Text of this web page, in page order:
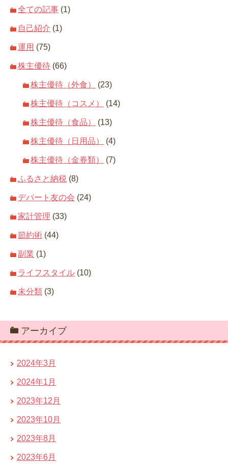
全ての記事 (1)
自己紹介 (1)
運用 (75)
株主優待 (66)
株主優待（外食） (23)
株主優待（コスメ） (14)
株主優待（食品） (13)
株主優待（日用品） (4)
株主優待（金券類） (7)
ふるさと納税 (8)
デパート友の会 (24)
家計管理 (33)
節約術 (44)
副業 (1)
ライフスタイル (10)
未分類 (3)
アーカイブ
2024年3月
2024年1月
2023年12月
2023年10月
2023年8月
2023年6月